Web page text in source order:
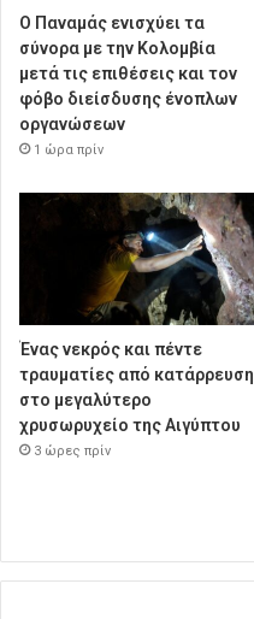
O Παναμάς ενισχύει τα
σύνορα με την Κολομβία
μετά τις επιθέσεις και τον
φόβο διείσδυσης ένοπλων
οργανώσεων
1 ώρα πρίν
Ένας νεκρός και πέντε
τραυματίες από κατάρρευση
στο μεγαλύτερο
χρυσωρυχείο της Αιγύπτου
3 ώρες πρίν